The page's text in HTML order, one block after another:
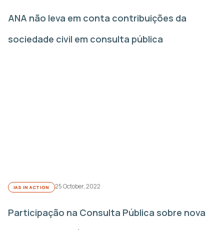
ANA não leva em conta contribuições da
sociedade civil em consulta pública
IAS IN ACTION 25 October, 2022
Participação na Consulta Pública sobre nova